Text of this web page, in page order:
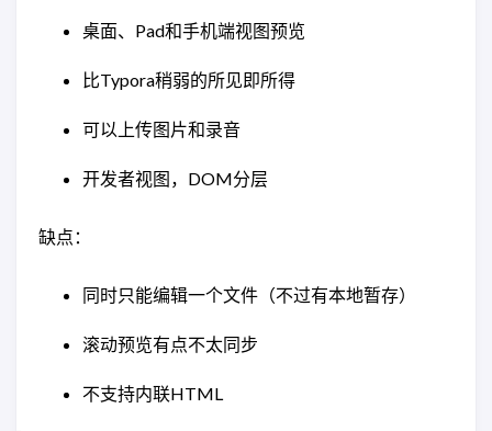
桌面、Pad和手机端视图预览
比Typora稍弱的所见即所得
可以上传图片和录音
开发者视图，DOM分层
缺点：
同时只能编辑一个文件（不过有本地暂存）
滚动预览有点不太同步
不支持内联HTML